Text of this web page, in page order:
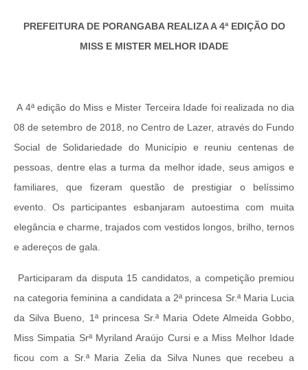
PREFEITURA DE PORANGABA REALIZA A 4ª EDIÇÃO DO
MISS E MISTER MELHOR IDADE
A 4ª edição do Miss e Mister Terceira Idade foi realizada no dia
08 de setembro de 2018, no Centro de Lazer, através do Fundo
Social de Solidariedade do Município e reuniu centenas de
pessoas, dentre elas a turma da melhor idade, seus amigos e
familiares, que fizeram questão de prestigiar o belíssimo
evento. Os participantes esbanjaram autoestima com muita
elegância e charme, trajados com vestidos longos, brilho, ternos
e adereços de gala.
Participaram da disputa 15 candidatos, a competição premiou
na categoria feminina a candidata a 2ª princesa Sr.ª Maria Lucia
da Silva Bueno, 1ª princesa Sr.ª Maria Odete Almeida Gobbo,
Miss Simpatia Srª Myriland Araújo Cursi e a Miss Melhor Idade
ficou com a Sr.ª Maria Zelia da Silva Nunes que recebeu a